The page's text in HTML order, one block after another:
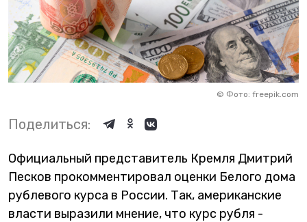
© Фото: freepik.com
Поделиться:
Официальный представитель Кремля Дмитрий
Песков прокомментировал оценки Белого дома
рублевого курса в России. Так, американские
власти выразили мнение, что курс рубля -